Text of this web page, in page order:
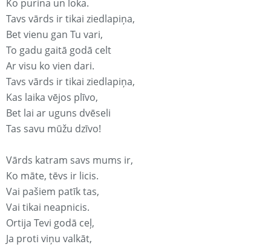
Ko purina un loka.
Tavs vārds ir tikai ziedlapiņa,
Bet vienu gan Tu vari,
To gadu gaitā godā celt
Ar visu ko vien dari.
Tavs vārds ir tikai ziedlapiņa,
Kas laika vējos plīvo,
Bet lai ar uguns dvēseli
Tas savu mūžu dzīvo!
Vārds katram savs mums ir,
Ko māte, tēvs ir licis.
Vai pašiem patīk tas,
Vai tikai neapnicis.
Ortija Tevi godā ceļ,
Ja proti viņu valkāt,